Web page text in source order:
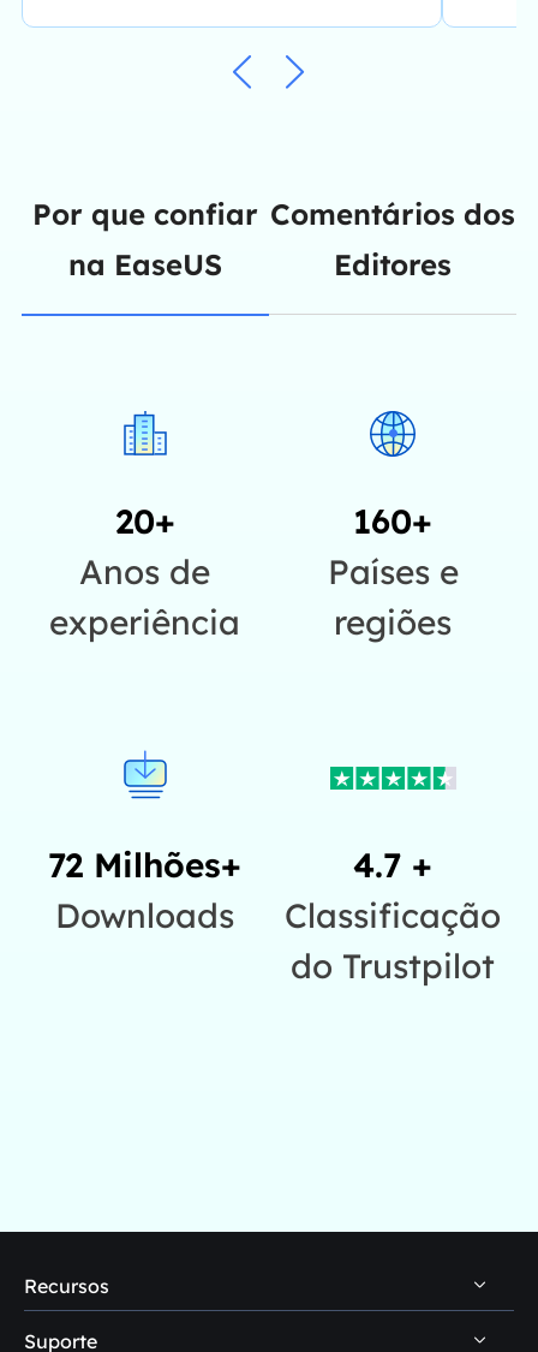
Por que confiar
na EaseUS
Comentários dos
Editores
20+
Anos de
experiência
160+
Países e
regiões
72 Milhões+
Downloads
4.7 +
Classificação
do Trustpilot
Recursos
Suporte